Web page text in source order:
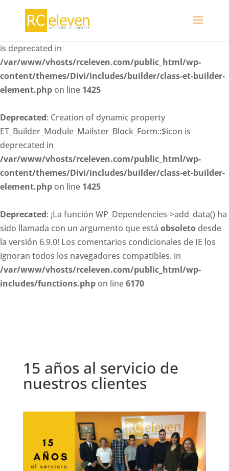
Deprecated : Creation of dynamic property
is deprecated in
/var/www/vhosts/rceleven.com/public_html/wp-
content/themes/Divi/includes/builder/class-et-builder-
element.php on line 1425
Deprecated: Creation of dynamic property
ET_Builder_Module_Mailster_Block_Form::$icon is
deprecated in
/var/www/vhosts/rceleven.com/public_html/wp-
content/themes/Divi/includes/builder/class-et-builder-
element.php on line 1425
Deprecated: ¡La función WP_Dependencies->add_data() ha
sido llamada con un argumento que está obsoleto desde
la versión 6.9.0! Los comentarios condicionales de IE los
ignoran todos los navegadores compatibles. in
/var/www/vhosts/rceleven.com/public_html/wp-
includes/functions.php on line6170
15 años al servicio de
nuestros clientes